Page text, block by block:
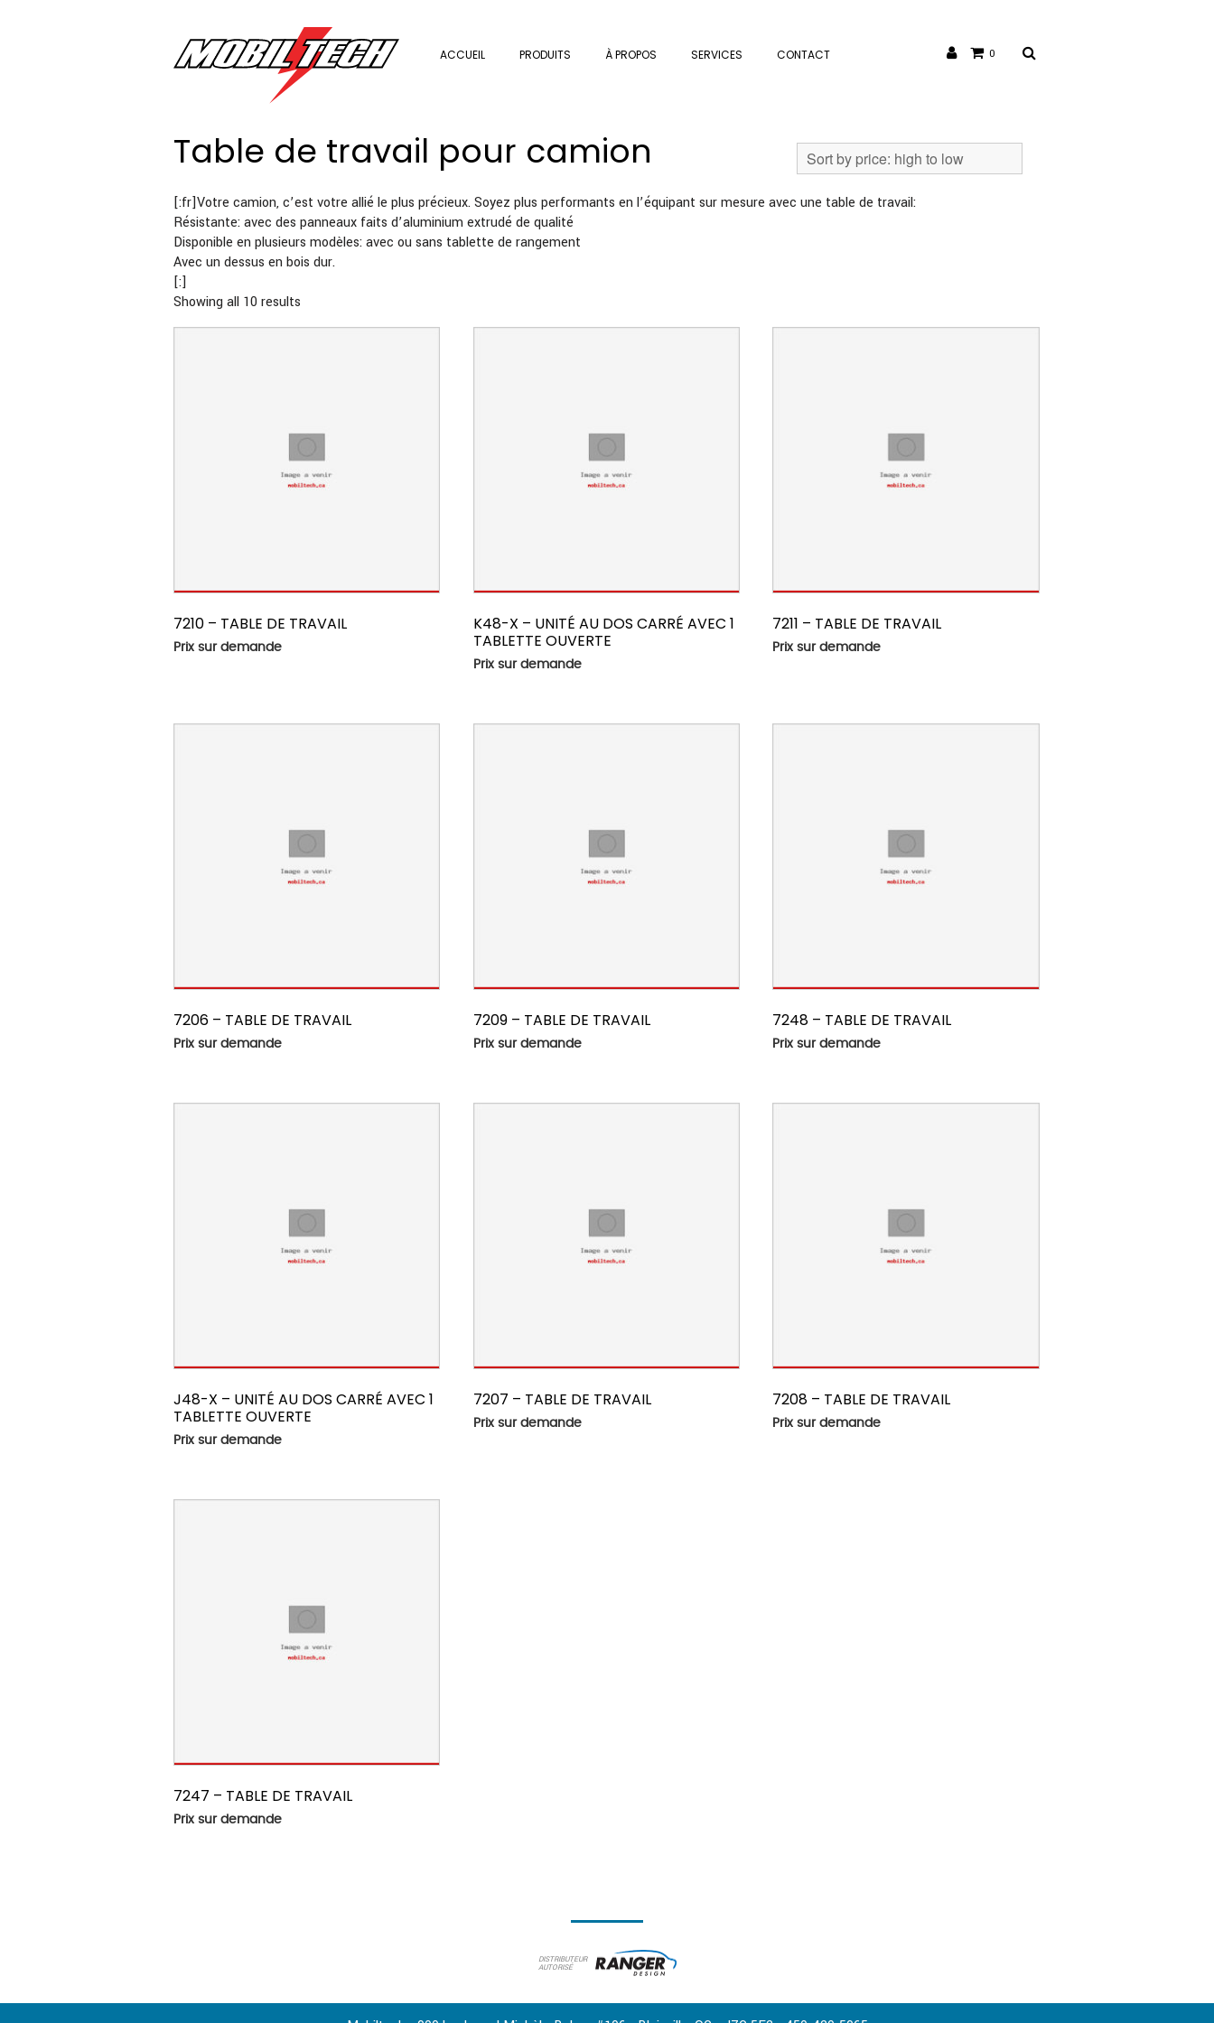
ACCUEIL PRODUITS À PROPOS SERVICES CONTACT 0
Table de travail pour camion
[:fr]Votre camion, c’est votre allié le plus précieux. Soyez plus performants en l’équipant sur mesure avec une table de travail:
Résistante: avec des panneaux faits d’aluminium extrudé de qualité
Disponible en plusieurs modèles: avec ou sans tablette de rangement
Avec un dessus en bois dur.
[:]
Showing all 10 results
7210 – TABLE DE TRAVAIL
Prix sur demande
K48-X – UNITÉ AU DOS CARRÉ AVEC 1
TABLETTE OUVERTE
Prix sur demande
7211 – TABLE DE TRAVAIL
Prix sur demande
7206 – TABLE DE TRAVAIL
Prix sur demande
7209 – TABLE DE TRAVAIL
Prix sur demande
7248 – TABLE DE TRAVAIL
Prix sur demande
J48-X – UNITÉ AU DOS CARRÉ AVEC 1
TABLETTE OUVERTE
Prix sur demande
7207 – TABLE DE TRAVAIL
Prix sur demande
7208 – TABLE DE TRAVAIL
Prix sur demande
7247 – TABLE DE TRAVAIL
Prix sur demande
DISTRIBUTEUR
AUTORISÉ